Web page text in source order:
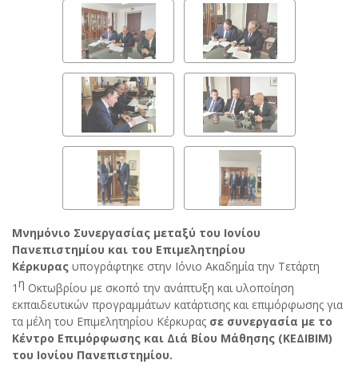
Μνημόνιο Συνεργασίας μεταξύ του Ιονίου
Πανεπιστημίου και του Επιμελητηρίου
Κέρκυρας υπογράφτηκε στην Ιόνιο Ακαδημία την Τετάρτη
1η Οκτωβρίου με σκοπό την ανάπτυξη και υλοποίηση
εκπαιδευτικών προγραμμάτων κατάρτισης και επιμόρφωσης για
τα μέλη του Επιμελητηρίου Κέρκυρας σε συνεργασία με το
Κέντρο Επιμόρφωσης και Διά Βίου Μάθησης (ΚΕΔΙΒΙΜ)
του Ιονίου Πανεπιστημίου.